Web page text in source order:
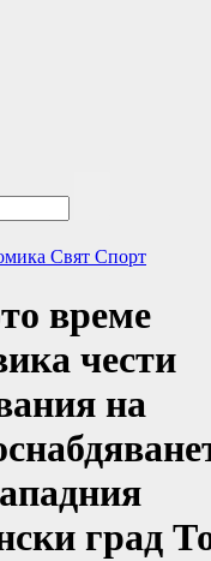
Свят Спорт
време
чести
на
град